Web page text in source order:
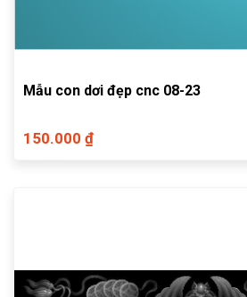
Mẫu con dơi đẹp cnc 08-23
150.000 ₫